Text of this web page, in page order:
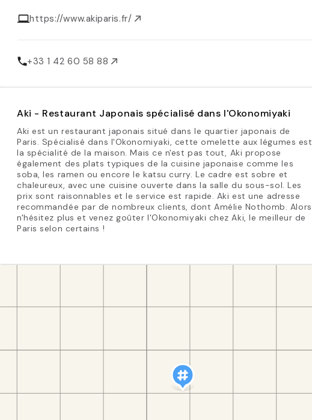
https://www.akiparis.fr/
+33 1 42 60 58 88
Aki - Restaurant Japonais spécialisé dans l'Okonomiyaki
Aki est un restaurant japonais situé dans le quartier japonais de
Paris. Spécialisé dans l'Okonomiyaki, cette omelette aux légumes est
la spécialité de la maison. Mais ce n'est pas tout, Aki propose
également des plats typiques de la cuisine japonaise comme les
soba, les ramen ou encore le katsu curry. Le cadre est sobre et
chaleureux, avec une cuisine ouverte dans la salle du sous-sol. Les
prix sont raisonnables et le service est rapide. Aki est une adresse
recommandée par de nombreux clients, dont Amélie Nothomb. Alors
n'hésitez plus et venez goûter l'Okonomiyaki chez Aki, le meilleur de
Paris selon certains !